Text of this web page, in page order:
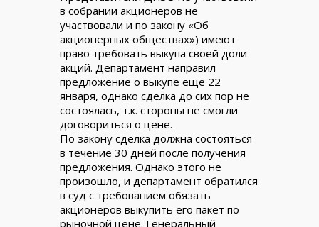
в собрании акционеров не
участвовали и по закону «Об
акционерных обществах») имеют
право требовать выкупа своей доли
акций. Департамент направил
предложение о выкупе еще 22
января, однако сделка до сих пор не
состоялась, т.к. стороны не смогли
договориться о цене.
По закону сделка должна состояться
в течение 30 дней после получения
предложения. Однако этого не
произошло, и департамент обратился
в суд с требованием обязать
акционеров выкупить его пакет по
рыночной цене. Генеральный